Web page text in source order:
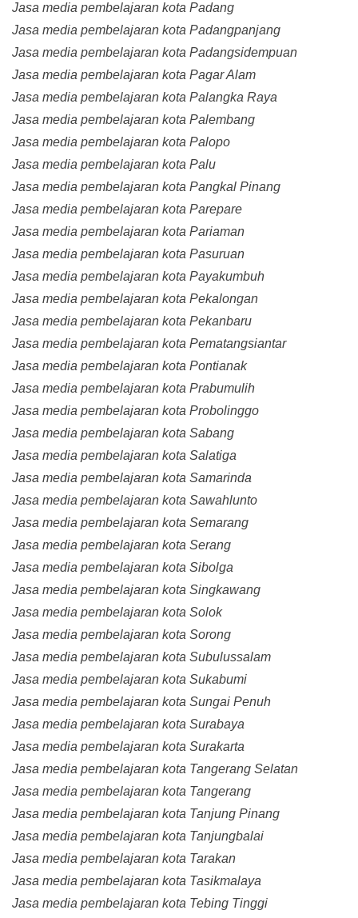
Jasa media pembelajaran kota Padang
Jasa media pembelajaran kota Padangpanjang
Jasa media pembelajaran kota Padangsidempuan
Jasa media pembelajaran kota Pagar Alam
Jasa media pembelajaran kota Palangka Raya
Jasa media pembelajaran kota Palembang
Jasa media pembelajaran kota Palopo
Jasa media pembelajaran kota Palu
Jasa media pembelajaran kota Pangkal Pinang
Jasa media pembelajaran kota Parepare
Jasa media pembelajaran kota Pariaman
Jasa media pembelajaran kota Pasuruan
Jasa media pembelajaran kota Payakumbuh
Jasa media pembelajaran kota Pekalongan
Jasa media pembelajaran kota Pekanbaru
Jasa media pembelajaran kota Pematangsiantar
Jasa media pembelajaran kota Pontianak
Jasa media pembelajaran kota Prabumulih
Jasa media pembelajaran kota Probolinggo
Jasa media pembelajaran kota Sabang
Jasa media pembelajaran kota Salatiga
Jasa media pembelajaran kota Samarinda
Jasa media pembelajaran kota Sawahlunto
Jasa media pembelajaran kota Semarang
Jasa media pembelajaran kota Serang
Jasa media pembelajaran kota Sibolga
Jasa media pembelajaran kota Singkawang
Jasa media pembelajaran kota Solok
Jasa media pembelajaran kota Sorong
Jasa media pembelajaran kota Subulussalam
Jasa media pembelajaran kota Sukabumi
Jasa media pembelajaran kota Sungai Penuh
Jasa media pembelajaran kota Surabaya
Jasa media pembelajaran kota Surakarta
Jasa media pembelajaran kota Tangerang Selatan
Jasa media pembelajaran kota Tangerang
Jasa media pembelajaran kota Tanjung Pinang
Jasa media pembelajaran kota Tanjungbalai
Jasa media pembelajaran kota Tarakan
Jasa media pembelajaran kota Tasikmalaya
Jasa media pembelajaran kota Tebing Tinggi